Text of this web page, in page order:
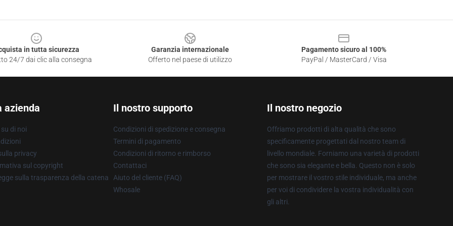
in tutta sicurezza
24/7 dai clic alla consegna
Garanzia internazionale
Offerto nel paese di utilizzo
Pagamento sicuro al 100%
PayPal / MasterCard / Visa
azienda
di noi
privacy
sul copyright
sulla trasparenza della catena
Il nostro supporto
Condizioni di spedizione e consegna
Termini di pagamento
Condizioni di ritorno e rimborso
Contattaci
Aiuto del cliente (FAQ)
Whosale
Il nostro negozio
Offriamo prodotti di alta qualità che sono
specificamente progettati dal nostro team di
livello mondiale. Forniamo una varietà di prodotti
che sono sia elegante e bella. Questo non è solo
per mostrare il vostro stile individuale, ma anche
per voi di condividere la vostra individualità con
gli altri.